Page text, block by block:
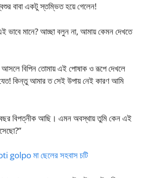
বাবা একটু স্তম্ভিত হয়ে গেলেন!
ভাবে মানে? আচ্ছা বলুন না, আমায় কেমন দেখতে
বিপিন তোমায় এই পোষাক ও রূপে দেখলে
কিন্তু আমার ত সেই উপায় নেই কারণ আমি
বিপত্নীক আছি। এমন অবস্থায় তুমি কেন এই
মা ছেলের সহবাস চটি